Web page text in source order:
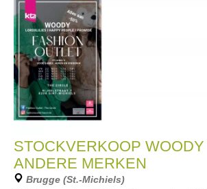
STOCKVERKOOP WOODY
ANDERE MERKEN
Brugge (St.-Michiels)